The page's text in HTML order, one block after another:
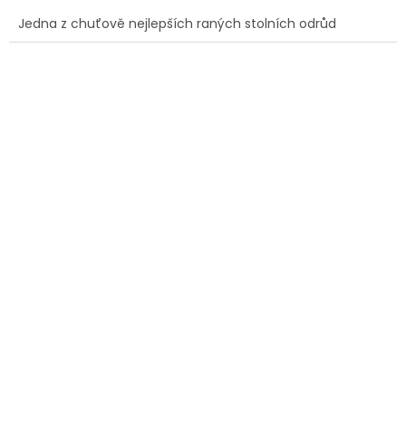
Jedna z chuťově nejlepších raných stolních odrůd